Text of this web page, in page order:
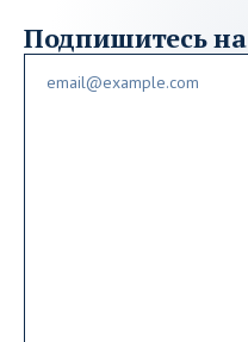
Подпишитесь на